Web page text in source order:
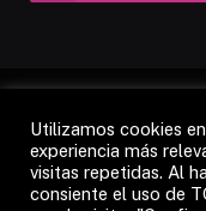
AVISO
POLÍTICA DE
Utilizamos cookies
experiencia más
visitas repetidas. Al
consiente el uso de